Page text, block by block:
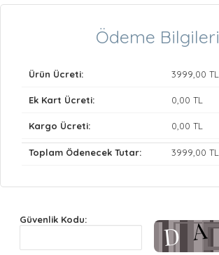
Ödeme Bilgileri
Ürün Ücreti: 3999 ,00 TL
Ek Kart Ücreti: 0 ,00 TL
Kargo Ücreti: 0 ,00 TL
Toplam Ödenecek Tutar: 3999 ,00 TL
Güvenlik Kodu: